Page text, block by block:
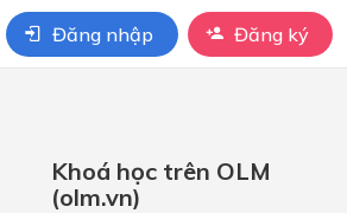
Đăng nhập Đăng ký
Khoá học trên OLM
(olm.vn)